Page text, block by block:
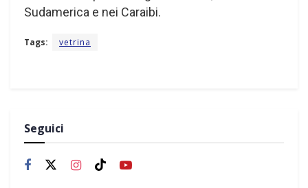
Sudamerica e nei Caraibi.
Tags: vetrina
Seguici